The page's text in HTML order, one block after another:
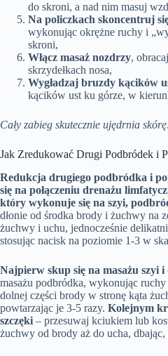
do skroni, a nad nim masuj
Na policzkach skoncentruj
wykonując okrężne ruchy i
skroni,
Włącz masaż nozdrzy,
skrzydełkach nosa,
Wygładzaj bruzdy kącików
kącików ust ku górze, w
Cały zabieg skutecznie ujędrnia skórę.
Jak Zredukować Drugi Podbródek i
Redukcja drugiego podbródka i
się na połączeniu drenażu
który wykonuje się na szyi,
dłonie od środka brody i żuchwy na
żuchwy i uchu, jednocześnie
stosując nacisk na poziomie 1-3 w
Najpierw skup się na masażu szyi
masażu podbródka, wykonując
dolnej części brody w stronę kąta
powtarzając je 3-5 razy. Kolejnym
szczęki – przesuwaj kciukiem lub
żuchwy od brody aż do ucha,